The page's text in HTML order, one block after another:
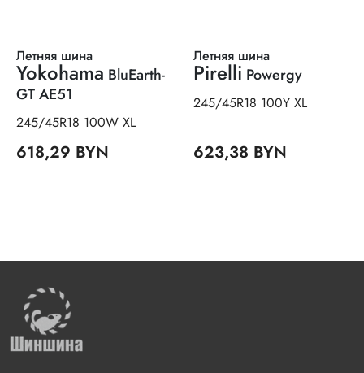
Летняя шина
Yokohama BluEarth-
GT AE51
245/45R18 100W XL
618,29 BYN
Летняя шина
Pirelli Powergy
245/45R18 100Y XL
623,38 BYN